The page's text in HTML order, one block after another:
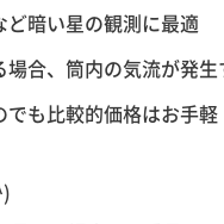
ど暗い星の観測に最適
場合、筒内の気流が発
でも比較的価格はお手軽